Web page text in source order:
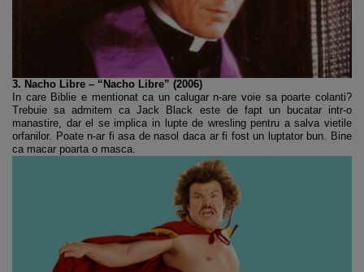
3. Nacho Libre – “Nacho Libre” (2006)
In care Biblie e mentionat ca un calugar n-are voie sa poarte colanti?
Trebuie sa admitem ca Jack Black este de fapt un bucatar intr-o
manastire, dar el se implica in lupte de wresling pentru a salva vietile
orfanilor. Poate n-ar fi asa de nasol daca ar fi fost un luptator bun. Bine
ca macar poarta o masca.